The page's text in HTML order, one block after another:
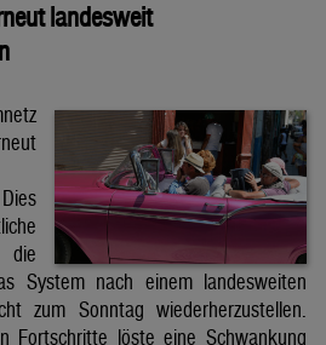
landesweit
System nach einem landesweiten
zum Sonntag wiederherzustellen.
Fortschritte löste eine Schwankung